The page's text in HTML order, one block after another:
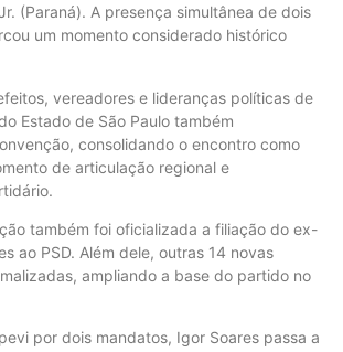
(Paraná). A presença simultânea de dois
um momento considerado histórico
vereadores e lideranças políticas de
Estado de São Paulo também
consolidando o encontro como
de articulação regional e
também foi oficializada a filiação do ex-
ao PSD. Além dele, outras 14 novas
ampliando a base do partido no
por dois mandatos, Igor Soares passa a